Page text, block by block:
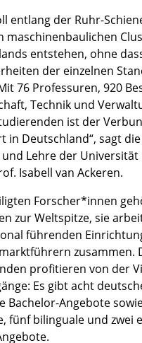
entlang der Ruhr-
maschinenbaulichen
entstehen, ohne
der einzelnen
76 Professuren, 920
Technik und
ist der
in Deutschland“, sagt
Lehre der Universität
Isabell van Ackeren.
Forscher*innen
zur Weltspitze, sie
führenden
zusammen.
profitieren von der
Es gibt acht
Bachelor-Angebote
fünf bilinguale und zwei